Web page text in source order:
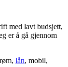
med lavt budsjett,
er å gå gjennom
lån, mobil,